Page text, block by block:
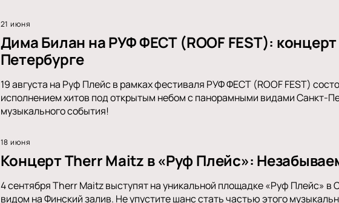
21 июня
Дима Билан на РУФ ФЕСТ (ROOF FEST):
Петербурге
19 августа на Руф Плейс в рамках фестиваля РУФ ФЕСТ (ROOF FEST)
исполнением хитов под открытым небом с панорамными видами Санкт-
музыкального события!
18 июня
Концерт Therr Maitz в «Руф Плейс»:
4 сентября Therr Maitz выступят на уникальной площадке «Руф Плейс»
видом на Финский залив. Не упустите шанс стать частью этого